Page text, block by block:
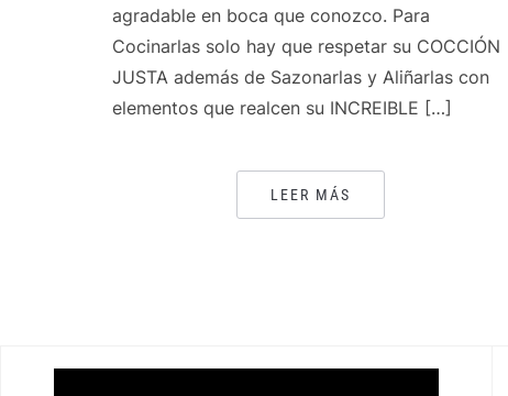
agradable en boca que conozco. Para
Cocinarlas solo hay que respetar su COCCIÓN
JUSTA además de Sazonarlas y Aliñarlas con
elementos que realcen su INCREIBLE […]
LEER MÁS